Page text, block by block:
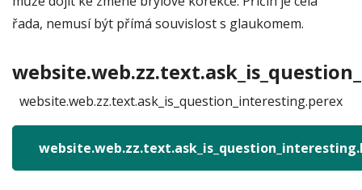
řada, nemusí být přímá souvislost s glaukomem.
website.web.zz.text.ask_is_question_interesting.perex